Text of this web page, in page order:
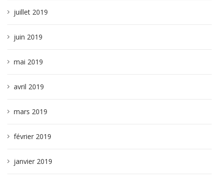
juillet 2019
juin 2019
mai 2019
avril 2019
mars 2019
février 2019
janvier 2019